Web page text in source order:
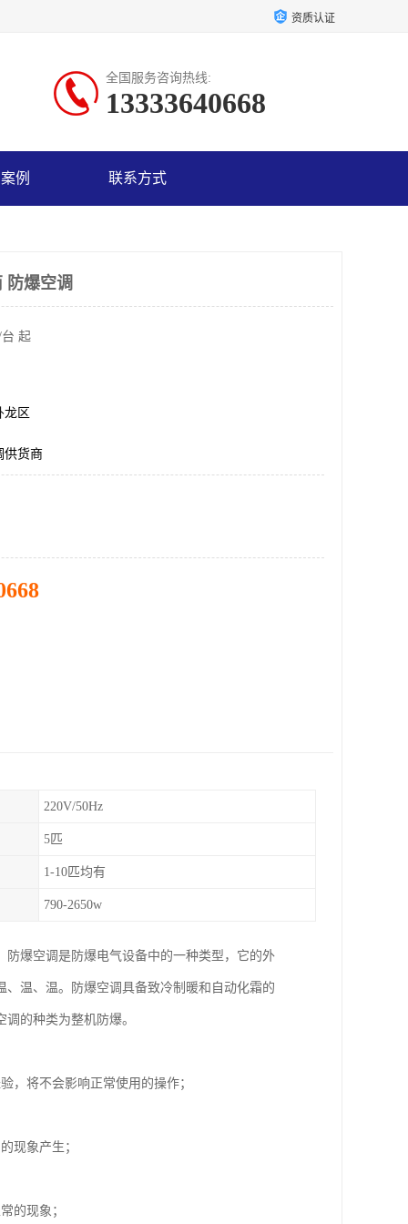
资质认证
全国服务咨询热线:
13333640668
例 联系方式
防爆空调
起
龙区
供货商
220V/50Hz
5匹
1-10匹均有
790-2650w
爆空调是防爆电气设备中的一种类型，它的外
温、温。防爆空调具备致冷制暖和自动化霜的
的种类为整机防爆。
，将不会影响正常使用的操作；
现象产生；
的现象；